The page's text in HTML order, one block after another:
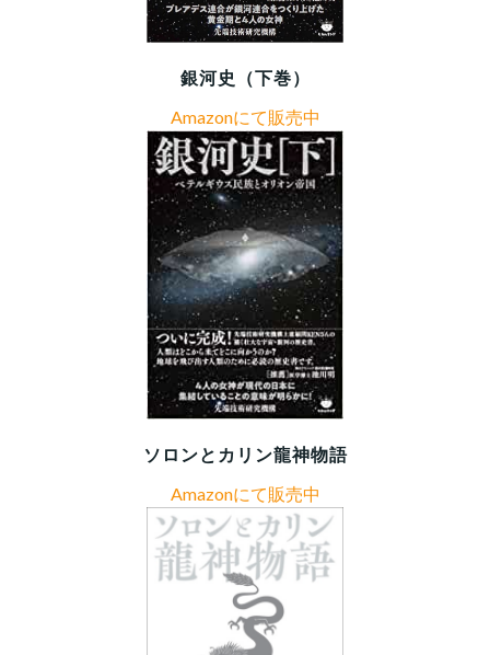
銀河史（下巻）
Amazonにて販売中
ソロンとカリン龍神物語
Amazonにて販売中